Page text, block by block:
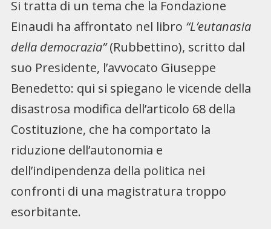
Si tratta di un tema che la Fondazione
Einaudi ha affrontato nel libro “L’eutanasia
della democrazia”(Rubbettino), scritto dal
suo Presidente, l’avvocato Giuseppe
Benedetto: qui si spiegano le vicende della
disastrosa modifica dell’articolo 68 della
Costituzione, che ha comportato la
riduzione dell’autonomia e
dell’indipendenza della politica nei
confronti di una magistratura troppo
esorbitante.